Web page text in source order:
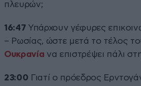
πλευρών;
16:47 Υπάρχουν γέφυρες
– Ρωσίας, ώστε μετά το τέλος
Ουκρανία να επιστρέψει πάλι
23:00 Γιατί ο πρόεδρος